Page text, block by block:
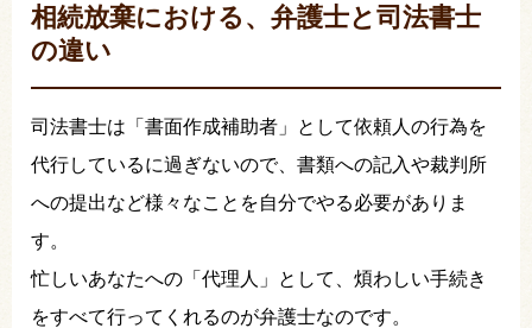
相続放棄における、弁護士と司法書士
の違い
司法書士は「書面作成補助者」として依頼人の行為を
代行しているに過ぎないので、書類への記入や裁判所
への提出など様々なことを自分でやる必要がありま
す。
忙しいあなたへの「代理人」として、煩わしい手続き
をすべて行ってくれるのが弁護士なのです。